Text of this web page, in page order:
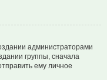
администраторами
группы, сначала
ему личное